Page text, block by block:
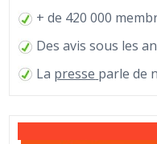
+ de 420 000
Des avis sous les
La presse parle de